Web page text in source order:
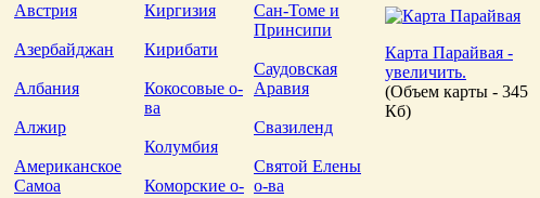
Австрия
Азербайджан
Албания
Алжир
Американское
Самоа
Киргизия
Кирибати
Кокосовые о-
ва
Колумбия
Коморские о-
Сан-Томе и
Принсипи
Саудовская
Аравия
Свазиленд
Святой Елены
о-ва
Карта Парайвая -
увеличить.
(Объем карты - 345
Кб)